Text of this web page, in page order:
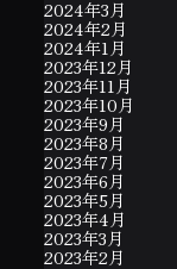
2024年3月
2024年2月
2024年1月
2023年12月
2023年11月
2023年10月
2023年9月
2023年8月
2023年7月
2023年6月
2023年5月
2023年4月
2023年3月
2023年2月